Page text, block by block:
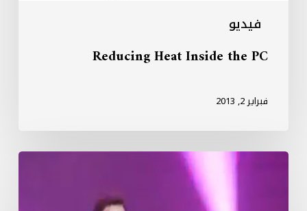
فيديو
Reducing Heat Inside the PC
فبراير 2, 2013
Gangnam